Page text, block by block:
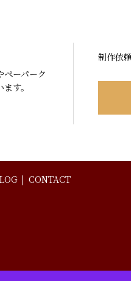
ペーパーク
す。
制作依
CONTACT